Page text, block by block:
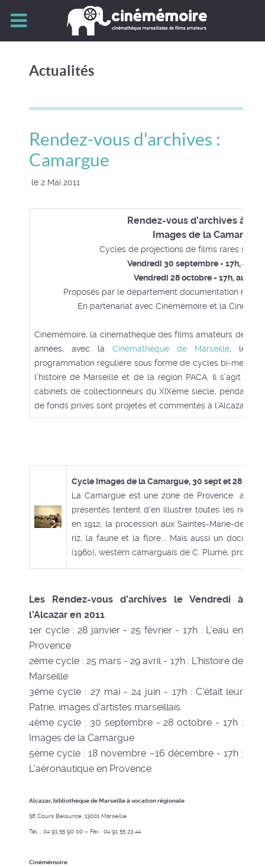
Actualités
Rendez-vous d'archives :
Camargue
le 2 Mai 2011
Rendez-vous d’archives à
Images de la Camargue
Cycles de projections de films rares sur
Vendredi 30 septembre - 17h,
Vendredi 28 octobre - 17h,
Proposés par le département documentation
En partenariat avec Cinémémoire et la
Cinémémoire, la cinémathèque des films amateurs de
années, avec la Cinémathèque de Marseille, les
programmation régulière sous forme de cycles bi-
l’histoire de Marseille et de la région PACA. Il s’agit de
cabinets de collectionneurs du XIXème siècle, pendant
de fonds privés sont projetés et commentés à l’Alcazar.
Cycle Images de la Camargue, 30 sept et 28 oct à
La Camargue est une zone de Provence aux
présentés tentent d'en illustrer toutes les
en 1912, la procession aux Saintes-Marie-de-la-
riz, la faune et la flore... Mais aussi un
(1960), western camarguais de C. Plume, produit
Les Rendez-vous d’archives le Vendredi à
l'Alcazar en 2011
1er cycle : 28 janvier - 25 février - 17h : L'eau en
Provence
2ème cycle : 25 mars - 29 avril - 17h : L'histoire de
Marseille
3ème cycle : 27 mai - 24 juin - 17h : C'était leur
Patrie, images d'artistes marseillais
4ème cycle : 30 septembre - 28 octobre - 17h :
Images de la Camargue
5ème cycle : 18 novembre –16 décembre - 17h :
L'aéronautique en Provence
Alcazar, bibliothèque de Marseille à vocation régionale
58 Cours Belsunce, 13001 Marseille
Tél. : 04 91 55 90 00 – Fax : 04 91 55 23 44
Cinémémoire